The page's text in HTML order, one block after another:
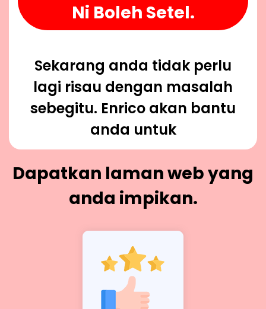
Ni Boleh Setel.
Sekarang anda tidak perlu
lagi risau dengan masalah
sebegitu. Enrico akan bantu
anda untuk
Dapatkan laman web yang
anda impikan.